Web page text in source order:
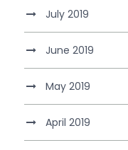
July 2019
June 2019
May 2019
April 2019